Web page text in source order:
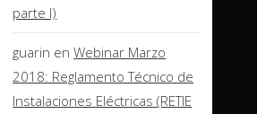
parte I)
guarin enWebinar Marzo
2018: Reglamento Técnico de
Instalaciones Eléctricas (RETIE